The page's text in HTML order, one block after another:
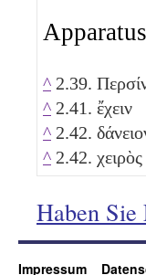
Apparatus
^ 2.39.
^ 2.41. ἔχειν
^ 2.42.
^ 2.42. χειρὸς
Haben Sie
Impressum